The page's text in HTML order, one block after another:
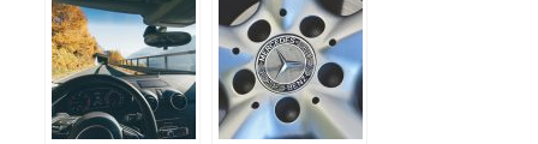
prix ?
l’achat d’un
pare-brise de
voiture